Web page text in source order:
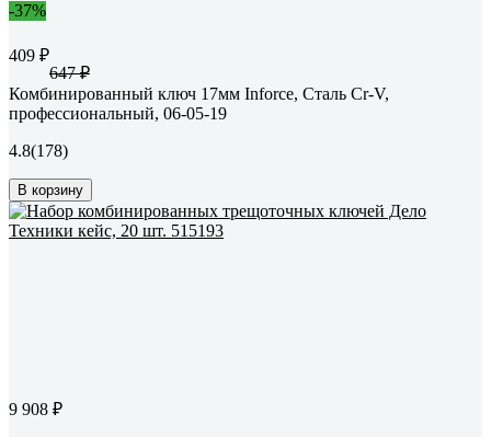
-37%
409 ₽
647 ₽
Комбинированный ключ 17мм Inforce, Сталь Cr-V,
профессиональный, 06-05-19
4.8(178)
В корзину
9 908 ₽